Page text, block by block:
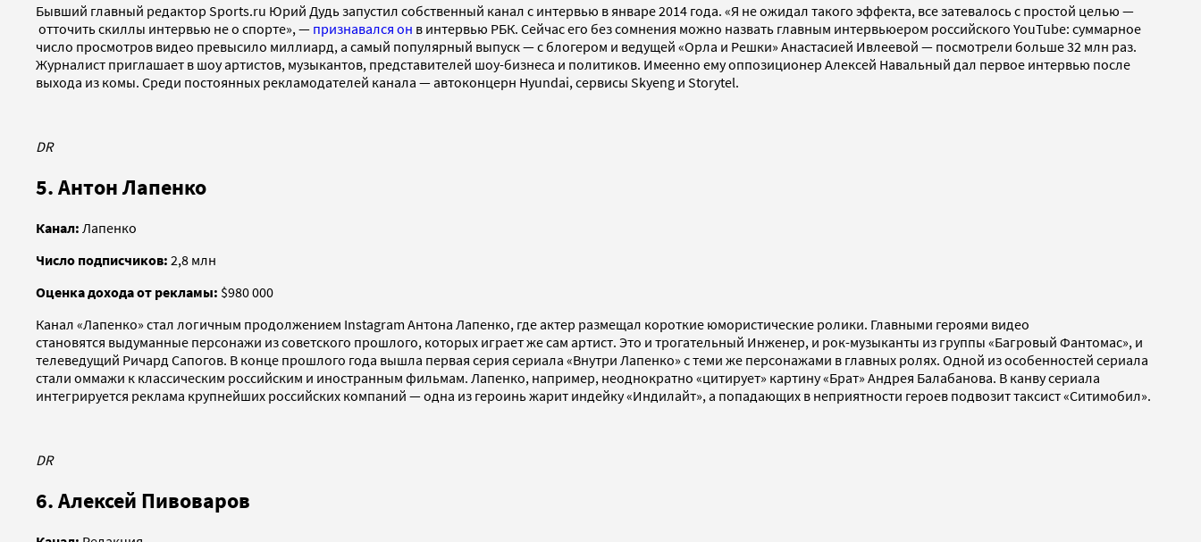
Бывший главный редактор Sports.ru Юрий Дудь запустил собственный канал с интервью в январе 2014 года. «Я не ожидал такого эффекта, все затевалось с простой целью —
отточить скиллы интервью не о спорте», — признавался он в интервью РБК. Сейчас его без сомнения можно назвать главным интервьюером российского YouTube: суммарное
число просмотров видео превысило миллиард, а самый популярный выпуск — с блогером и ведущей «Орла и Решки» Анастасией Ивлеевой — посмотрели больше 32 млн раз.
Журналист приглашает в шоу артистов, музыкантов, представителей шоу-бизнеса и политиков. Имеенно ему оппозиционер Алексей Навальный дал первое интервью после
выхода из комы. Среди постоянных рекламодателей канала — автоконцерн Hyundai, сервисы Skyeng и Storytel.
DR
5. Антон Лапенко
Канал: Лапенко
Число подписчиков: 2,8 млн
Оценка дохода от рекламы: $980 000
Канал «Лапенко» стал логичным продолжением Instagram Антона Лапенко, где актер размещал короткие юмористические ролики. Главными героями видео
становятся выдуманные персонажи из советского прошлого, которых играет же сам артист. Это и трогательный Инженер, и рок-музыканты из группы «Багровый Фантомас», и
телеведущий Ричард Сапогов. В конце прошлого года вышла первая серия сериала «Внутри Лапенко» с теми же персонажами в главных ролях. Одной из особенностей сериала
стали оммажи к классическим российским и иностранным фильмам. Лапенко, например, неоднократно «цитирует» картину «Брат» Андрея Балабанова. В канву сериала
интегрируется реклама крупнейших российских компаний — одна из героинь жарит индейку «Индилайт», а попадающих в неприятности героев подвозит таксист «Ситимобил».
DR
6. Алексей Пивоваров